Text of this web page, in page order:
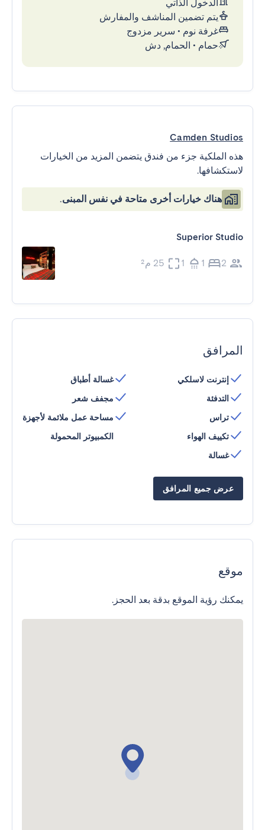
الدخول الذاتي
يتم تضمين المناشف والمفارش
غرفة نوم • سرير مزدوج
حمام • الحمام, دش
Camden Studios
هذه الملكية جزء من فندق يتضمن المزيد من الخيارات
لاستكشافها.
هناك خيارات أخرى متاحة في نفس المبنى.
Superior Studio
2
1
1 25 م²
المرافق
إنترنت لاسلكي
التدفئة
تراس
تكييف الهواء
غسالة
غسالة أطباق
مجفف شعر
مساحة عمل ملائمة لأجهزة
الكمبيوتر المحمولة
عرض جميع المرافق
موقع
يمكنك رؤية الموقع بدقة بعد الحجز.